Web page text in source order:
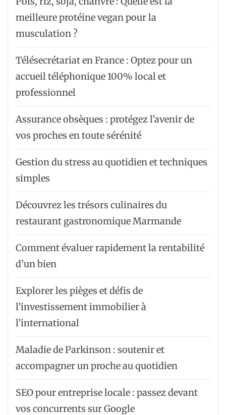
meilleure protéine vegan pour la
musculation ?
Télésecrétariat en France : Optez pour un
accueil téléphonique 100% local et
professionnel
Assurance obsèques : protégez l’avenir de
vos proches en toute sérénité
Gestion du stress au quotidien et techniques
simples
Découvrez les trésors culinaires du
restaurant gastronomique Marmande
Comment évaluer rapidement la rentabilité
d’un bien
Explorer les pièges et défis de
l’investissement immobilier à
l’international
Maladie de Parkinson : soutenir et
accompagner un proche au quotidien
SEO pour entreprise locale : passez devant
vos concurrents sur Google